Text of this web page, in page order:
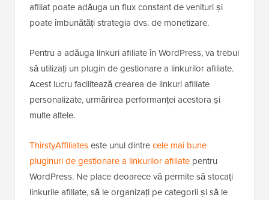
afiliat poate adăuga un flux constant de venituri și
poate îmbunătăți strategia dvs. de monetizare.
Pentru a adăuga linkuri afiliate în WordPress, va trebui
să utilizați un plugin de gestionare a linkurilor afiliate.
Acest lucru facilitează crearea de linkuri afiliate
personalizate, urmărirea performanței acestora și
multe altele.
ThirstyAffiliateseste unul dintrecele mai bune
pluginuri de gestionare a linkurilor afiliate pentru
WordPress. Ne place deoarece vă permite să stocați
linkurile afiliate, să le organizați pe categorii și să le